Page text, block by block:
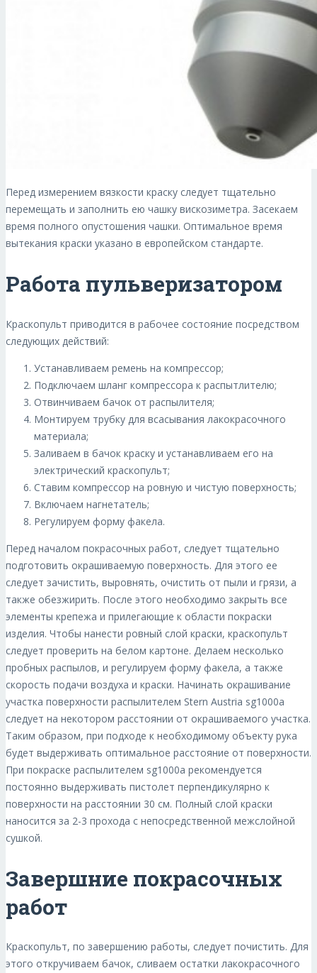
Перед измерением вязкости краску следует тщательно
перемещать и заполнить ею чашку вискозиметра. Засекаем
время полного опустошения чашки. Оптимальное время
вытекания краски указано в европейском стандарте.
Работа пульверизатором
Краскопульт приводится в рабочее состояние посредством
следующих действий:
Устанавливаем ремень на компрессор;
Подключаем шланг компрессора к распытлителю;
Отвинчиваем бачок от распылителя;
Монтируем трубку для всасывания лакокрасочного
материала;
Заливаем в бачок краску и устанавливаем его на
электрический краскопульт;
Ставим компрессор на ровную и чистую поверхность;
Включаем нагнетатель;
Регулируем форму факела.
Перед началом покрасочных работ, следует тщательно
подготовить окрашиваемую поверхность. Для этого ее
следует зачистить, выровнять, очистить от пыли и грязи, а
также обезжирить. После этого необходимо закрыть все
элементы крепежа и прилегающие к области покраски
изделия. Чтобы нанести ровный слой краски, краскопульт
следует проверить на белом картоне. Делаем несколько
пробных распылов, и регулируем форму факела, а также
скорость подачи воздуха и краски. Начинать окрашивание
участка поверхности распылителем Stern Austria sg1000a
следует на некотором расстоянии от окрашиваемого участка.
Таким образом, при подходе к необходимому объекту рука
будет выдерживать оптимальное расстояние от поверхности.
При покраске распылителем sg1000a рекомендуется
постоянно выдерживать пистолет перпендикулярно к
поверхности на расстоянии 30 см. Полный слой краски
наносится за 2-3 прохода с непосредственной межслойной
сушкой.
Завершние покрасочных
работ
Краскопульт, по завершению работы, следует почистить. Для
этого откручиваем бачок, сливаем остатки лакокрасочного